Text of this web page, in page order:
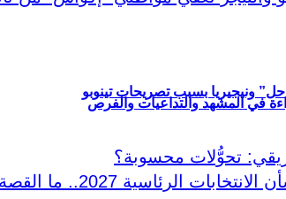
ونيجيريا بسبب تصريحات تينوبو
في المشهد والتداعيات والفرص